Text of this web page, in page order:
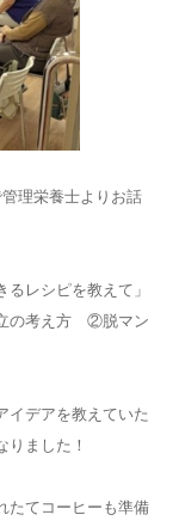
理栄養士よりお話
レシピを教えて」
の考え方 ②脱マン
イデアを教えていた
ました！
たてコーヒーも準備